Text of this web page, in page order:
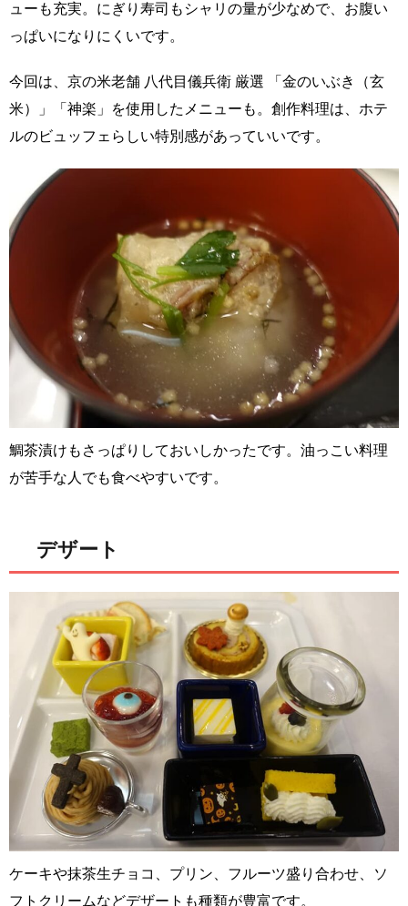
ューも充実。にぎり寿司もシャリの量が少なめで、お腹い
っぱいになりにくいです。
今回は、京の米老舗 八代目儀兵衛 厳選 「金のいぶき（玄
米）」「神楽」を使用したメニューも。創作料理は、ホテ
ルのビュッフェらしい特別感があっていいです。
鯛茶漬けもさっぱりしておいしかったです。油っこい料理
が苦手な人でも食べやすいです。
デザート
ケーキや抹茶生チョコ、プリン、フルーツ盛り合わせ、ソ
フトクリームなどデザートも種類が豊富です。